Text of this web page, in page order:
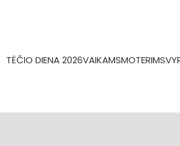
TĖČIO DIENA 2026VAIKAMSMOTERIMS